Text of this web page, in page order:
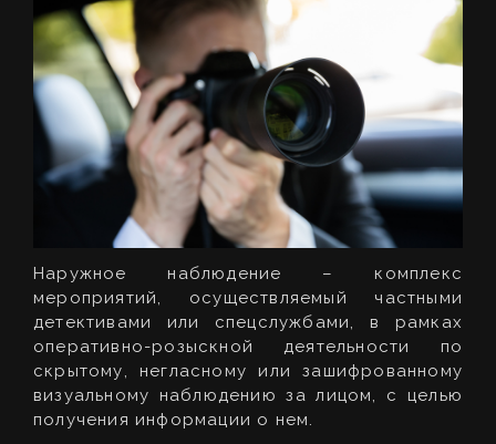
Наружное наблюдение – комплекс
мероприятий, осуществляемый частными
детективами или спецслужбами, в рамках
оперативно-розыскной деятельности по
скрытому, негласному или зашифрованному
визуальному наблюдению за лицом, с целью
получения информации о нем.